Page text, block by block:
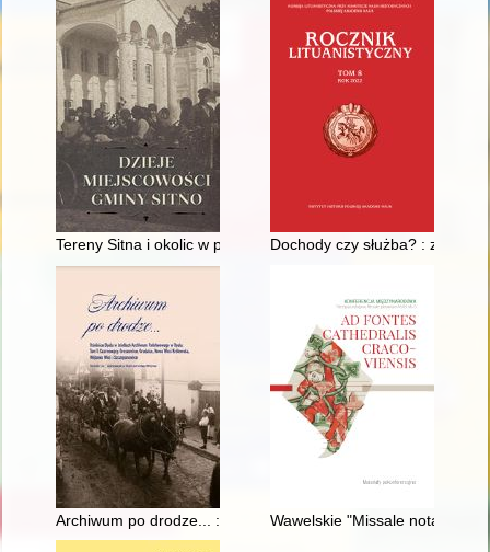
Tereny Sitna i okolic w pradziejach i we wczesnym
Dochody czy służba? :
Archiwum po drodze... : dzielnice Opola w źródłach Archiwum
Wawelskie "Missale notatum"